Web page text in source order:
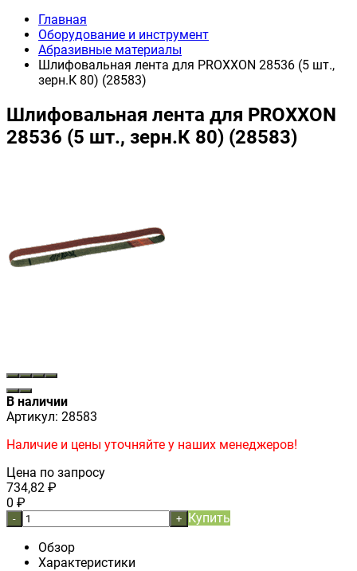
Главная
Оборудование и инструмент
Абразивные материалы
Шлифовальная лента для PROXXON 28536 (5 шт.,
зерн.К 80) (28583)
Шлифовальная лента для PROXXON
28536 (5 шт., зерн.К 80) (28583)
В наличии
Артикул: 28583
Наличие и цены уточняйте у наших менеджеров!
Цена по запросу
734,82 ₽
0 ₽
- + Купить
Обзор
Характеристики